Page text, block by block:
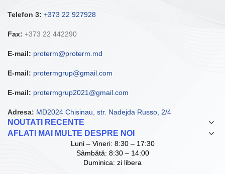
Telefon 3: +373 22 927928
Fax: +373 22 442290
E-mail: proterm@proterm.md
E-mail: protermgrup@gmail.com
E-mail: protermgrup2021@gmail.com
Adresa: MD2024 Chisinau, str. Nadejda Russo, 2/4
NOUTATI RECENTE
AFLATI MAI MULTE DESPRE NOI
Luni – Vineri: 8:30 – 17:30
Sâmbătă: 8:30 – 14:00
Duminica: zi libera